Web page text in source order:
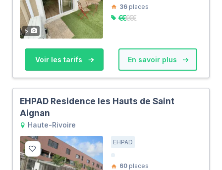
5
36 places
Voir les tarifs En savoir plus
EHPAD Residence les Hauts de Saint
Aignan
Haute-Rivoire
EHPAD
60 places